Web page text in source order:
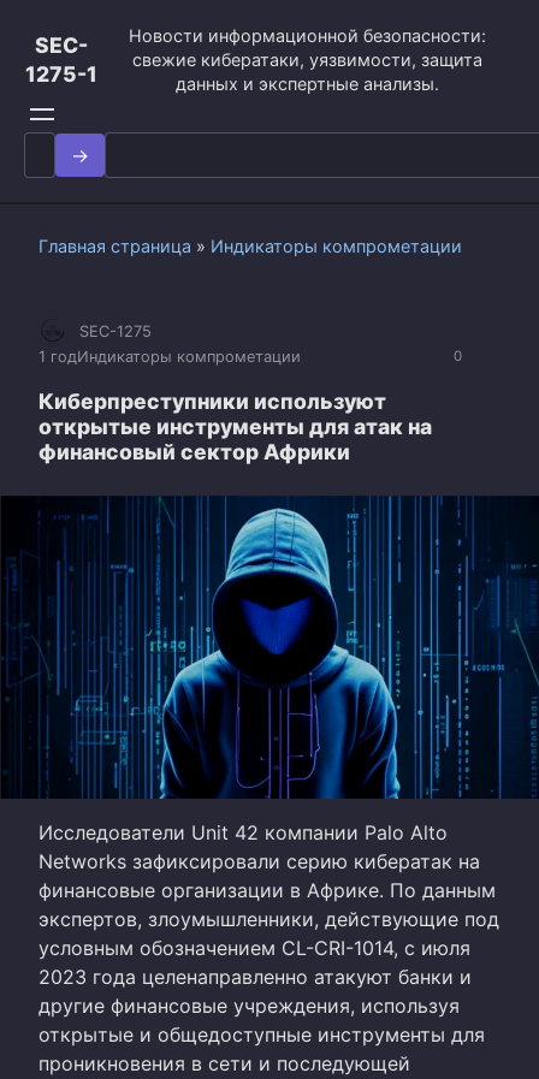
контенту
SEC-
1275-1
Новости информационной безопасности:
свежие кибератаки, уязвимости, защита
данных и экспертные анализы.
Search
for:
Главная страница » Индикаторы компрометации
0
SEC-1275
1 годИндикаторы компрометации
Киберпреступники используют
открытые инструменты для атак на
финансовый сектор Африки
Исследователи Unit 42 компании Palo Alto
Networks зафиксировали серию кибератак на
финансовые организации в Африке. По данным
экспертов, злоумышленники, действующие под
условным обозначением CL-CRI-1014, с июля
2023 года целенаправленно атакуют банки и
другие финансовые учреждения, используя
открытые и общедоступные инструменты для
проникновения в сети и последующей